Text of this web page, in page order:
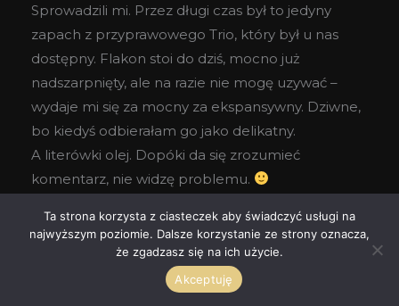
Sprowadzili mi. Przez długi czas był to jedyny
zapach z przyprawowego Trio, który był u nas
dostępny. Flakon stoi do dziś, mocno już
nadszarpnięty, ale na razie nie mogę uzywać –
wydaje mi się za mocny za ekspansywny. Dziwne,
bo kiedyś odbierałam go jako delikatny.
A literówki olej. Dopóki da się zrozumieć
komentarz, nie widzę problemu.
Odpowiedz
2011-01-04 PRZY 06:54
Ta strona korzysta z ciasteczek aby świadczyć usługi na
najwyższym poziomie. Dalsze korzystanie ze strony oznacza,
że zgadzasz się na ich użycie.
Akceptuję